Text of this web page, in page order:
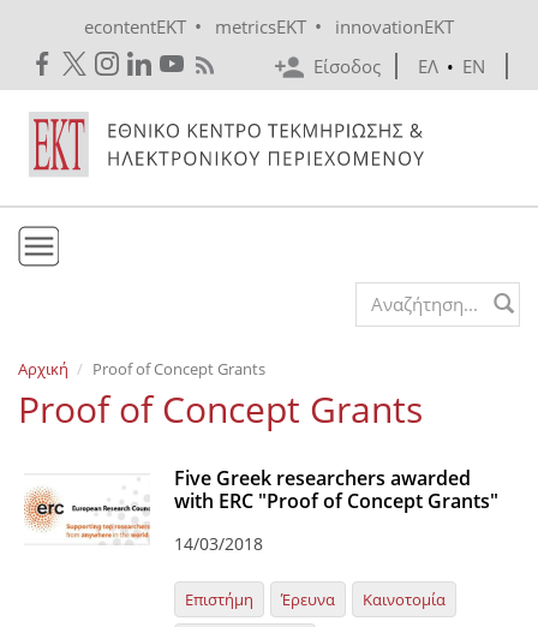
econtentEKT • metricsEKT •
innovationEKT
Είσοδος
ΕΛ • EN
Εκδόσεις
Ενημέρωση
Search form
Αρχική Proof of Concept Grants
Proof of Concept Grants
Five Greek researchers awarded
with ERC "Proof of Concept Grants"
14/03/2018
Επιστήμη Έρευνα
Καινοτομία